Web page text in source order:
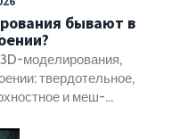
бывают в
моделирования,
твердотельное,
и меш-
ошибок и сэкономить